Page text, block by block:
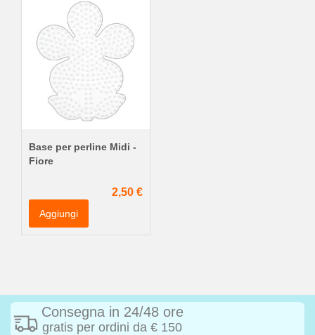
Base per perline Midi -
Fiore
2,50 €
Aggiungi
Consegna in 24/48 ore
gratis per ordini da € 150